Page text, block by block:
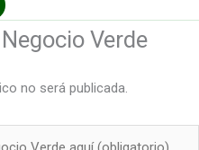
Verde
no será publicada.